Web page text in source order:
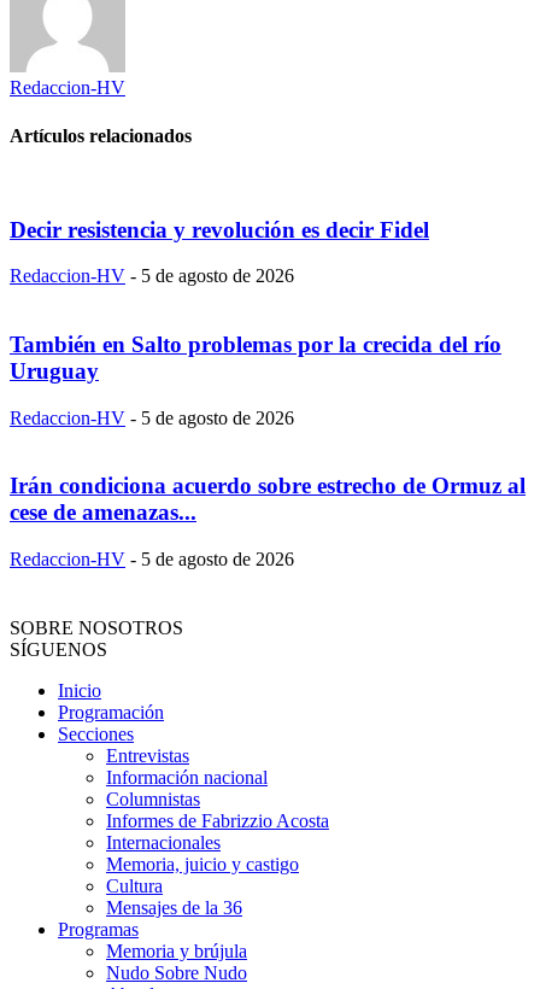
Redaccion-HV
Artículos relacionados
Decir resistencia y revolución es decir Fidel
Redaccion-HV - 5 de agosto de 2026
También en Salto problemas por la crecida del río
Uruguay
Redaccion-HV - 5 de agosto de 2026
Irán condiciona acuerdo sobre estrecho de Ormuz al
cese de amenazas...
Redaccion-HV - 5 de agosto de 2026
SOBRE NOSOTROS
SÍGUENOS
Inicio
Programación
Secciones
Entrevistas
Información nacional
Columnistas
Informes de Fabrizzio Acosta
Internacionales
Memoria, juicio y castigo
Cultura
Mensajes de la 36
Programas
Memoria y brújula
Nudo Sobre Nudo